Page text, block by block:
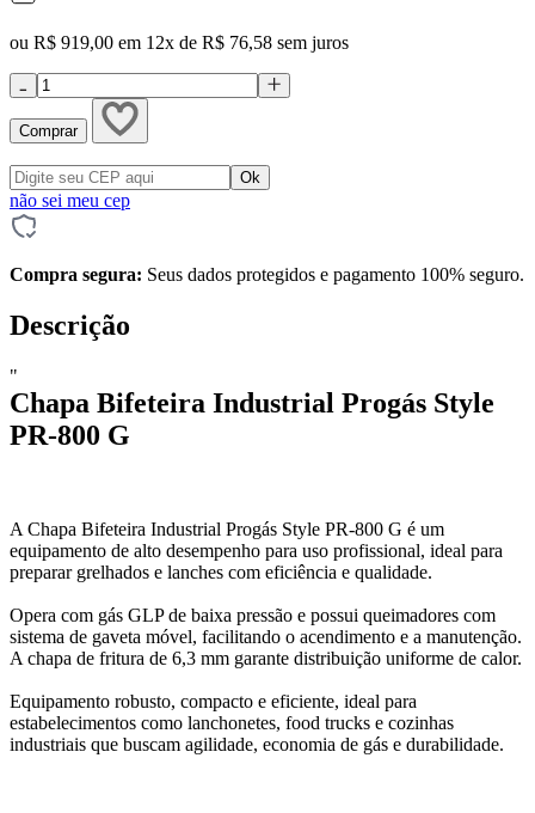
ou R$ 919,00 em 12x de R$ 76,58 sem juros
Comprar
não sei meu cep
Compra segura: Seus dados protegidos e pagamento 100% seguro.
Descrição
"
Chapa Bifeteira Industrial Progás Style
PR-800 G
A Chapa Bifeteira Industrial Progás Style PR-800 G é um
equipamento de alto desempenho para uso profissional, ideal para
preparar grelhados e lanches com eficiência e qualidade.
Opera com gás GLP de baixa pressão e possui queimadores com
sistema de gaveta móvel, facilitando o acendimento e a manutenção.
A chapa de fritura de 6,3 mm garante distribuição uniforme de calor.
Equipamento robusto, compacto e eficiente, ideal para
estabelecimentos como lanchonetes, food trucks e cozinhas
industriais que buscam agilidade, economia de gás e durabilidade.